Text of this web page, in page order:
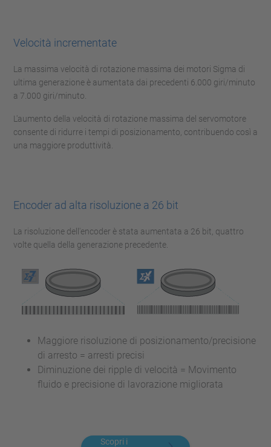
Velocità incrementate
La massima velocità di rotazione massima dei motori Sigma di
ultima generazione è aumentata dai precedenti 6.000 giri/minuto
a 7.000 giri/minuto.
L'aumento della velocità di rotazione massima del servomotore
consente di ridurre i tempi di posizionamento, contribuendo così a
una maggiore produttività.
Encoder ad alta risoluzione a 26 bit
La risoluzione dell'encoder è stata aumentata a 26 bit, quattro
volte quella della generazione precedente.
Maggiore risoluzione di posizionamento/precisione
di arresto = arresti precisi
Diminuzione dei ripple di velocità = Movimento
fluido e precisione di lavorazione migliorata
Scopri i